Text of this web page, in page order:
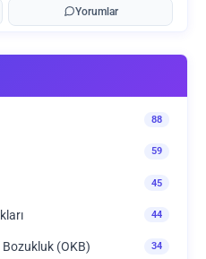
Yorumlar
88
59
45
44
(OKB) 34